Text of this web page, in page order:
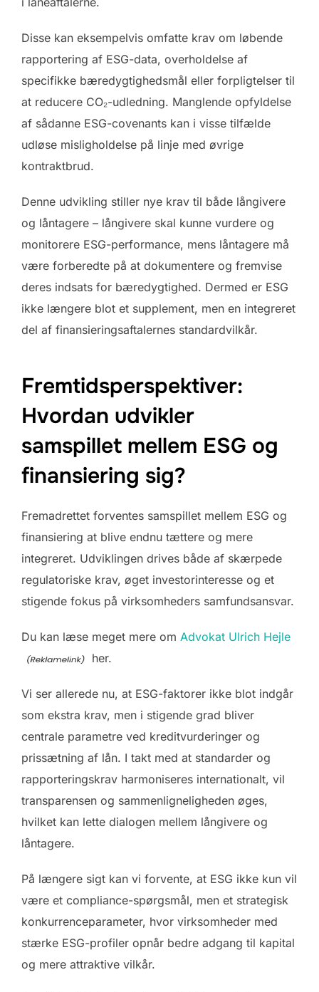
Disse kan eksempelvis omfatte krav om løbende
rapportering af ESG-data, overholdelse af
specifikke bæredygtighedsmål eller forpligtelser til
at reducere CO₂-udledning. Manglende opfyldelse
af sådanne ESG-covenants kan i visse tilfælde
udløse misligholdelse på linje med øvrige
kontraktbrud.
Denne udvikling stiller nye krav til både långivere
og låntagere – långivere skal kunne vurdere og
monitorere ESG-performance, mens låntagere må
være forberedte på at dokumentere og fremvise
deres indsats for bæredygtighed. Dermed er ESG
ikke længere blot et supplement, men en integreret
del af finansieringsaftalernes standardvilkår.
Fremtidsperspektiver:
Hvordan udvikler
samspillet mellem ESG og
finansiering sig?
Fremadrettet forventes samspillet mellem ESG og
finansiering at blive endnu tættere og mere
integreret. Udviklingen drives både af skærpede
regulatoriske krav, øget investorinteresse og et
stigende fokus på virksomheders samfundsansvar.
Du kan læse meget mere om Advokat Ulrich Hejle
her.
Vi ser allerede nu, at ESG-faktorer ikke blot indgår
som ekstra krav, men i stigende grad bliver
centrale parametre ved kreditvurderinger og
prissætning af lån. I takt med at standarder og
rapporteringskrav harmoniseres internationalt, vil
transparensen og sammenligneligheden øges,
hvilket kan lette dialogen mellem långivere og
låntagere.
På længere sigt kan vi forvente, at ESG ikke kun vil
være et compliance-spørgsmål, men et strategisk
konkurrenceparameter, hvor virksomheder med
stærke ESG-profiler opnår bedre adgang til kapital
og mere attraktive vilkår.